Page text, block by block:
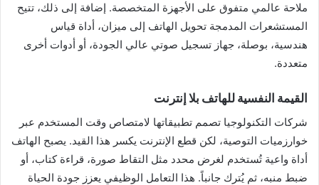
ملاحة عالمي متفوق على الأجهزة المتخصصة. إضافة إلى ذلك، تتيح
المستشعرات المدمجة تحويل الهاتف إلى ميزان، أداة قياس
هندسية، بوصلة، جهاز تسجيل صوتي عالي الجودة، أو أدوات أخرى
متعددة.
القيمة النفسية للهاتف بلا إنترنت
شركات التكنولوجيا تصمم تطبيقاتها لامتصاص وقت المستخدم عبر
خوارزميات التوصية، لكن قطع الإنترنت يكسر هذا القيد. يصبح الهاتف
أداة واعية تُستخدم لغرض محدد مثل التقاط صورة، قراءة كتاب، أو
ضبط منبه، ثم يُترك جانباً. هذا التعامل الوظيفي يعزز جودة الحياة